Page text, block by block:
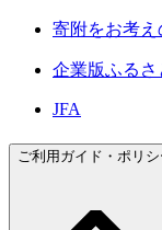
寄附をお考え
企業版ふるさ
JFA
ご利用ガイド・ポリシ